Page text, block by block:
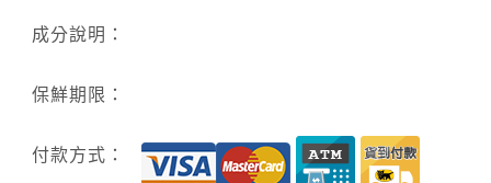
成分說明：
保鮮期限：
付款方式：